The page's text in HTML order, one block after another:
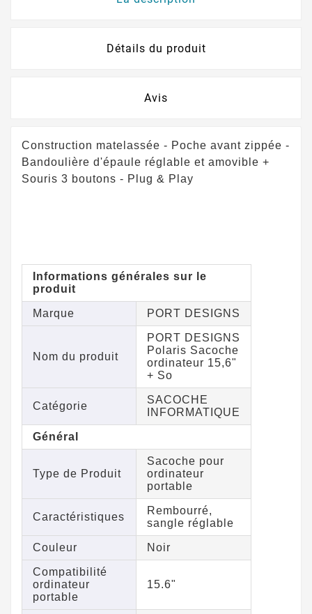
Détails du produit
Avis
Construction matelassée - Poche avant zippée -
Bandoulière d'épaule réglable et amovible +
Souris 3 boutons - Plug & Play
Informations générales sur le
produit
Marque PORT DESIGNS
Nom du produit
PORT DESIGNS
Polaris Sacoche
ordinateur 15,6"
+ So
Catégorie
SACOCHE
INFORMATIQUE
Général
Type de Produit
Sacoche pour
ordinateur
portable
Caractéristiques
Rembourré,
sangle réglable
Couleur Noir
Compatibilité
ordinateur
portable
15.6"